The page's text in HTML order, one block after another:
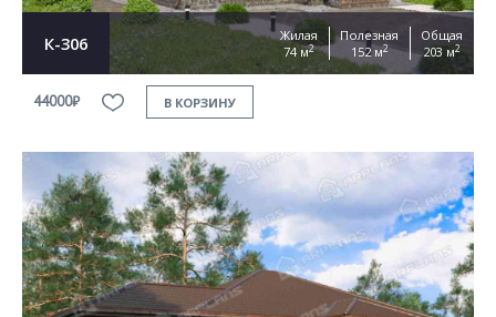
К-306
Жилая
74 м2
Полезная
152 м2
Общая
203 м2
44000₽ В КОРЗИНУ